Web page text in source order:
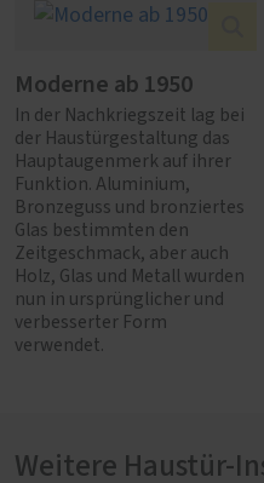
Moderne ab 1950
In der Nachkriegszeit lag bei
der Haustürgestaltung das
Hauptaugenmerk auf ihrer
Funktion. Aluminium,
Bronzeguss und bronziertes
Glas bestimmten den
Zeitgeschmack, aber auch
Holz, Glas und Metall wurden
nun in ursprünglicher und
verbesserter Form
verwendet.
Weitere Haustür-